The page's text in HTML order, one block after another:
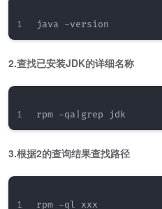
2.查找已安装JDK的详细名称
3.根据2的查询结果查找路径